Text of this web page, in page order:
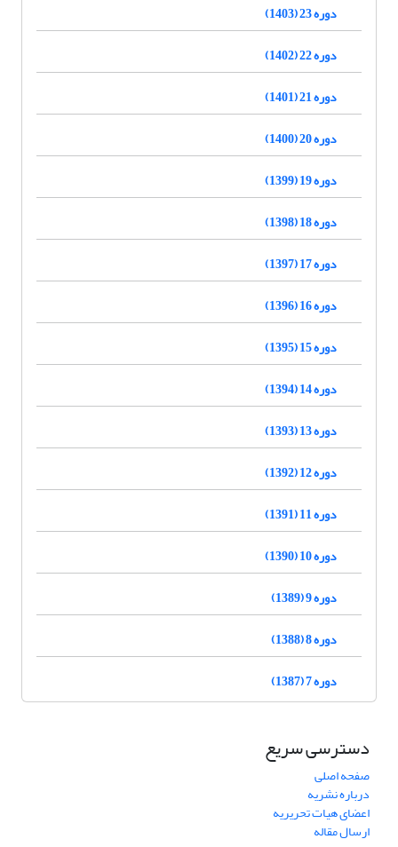
دوره 23 (1403)
دوره 22 (1402)
دوره 21 (1401)
دوره 20 (1400)
دوره 19 (1399)
دوره 18 (1398)
دوره 17 (1397)
دوره 16 (1396)
دوره 15 (1395)
دوره 14 (1394)
دوره 13 (1393)
دوره 12 (1392)
دوره 11 (1391)
دوره 10 (1390)
دوره 9 (1389)
دوره 8 (1388)
دوره 7 (1387)
دسترسی سریع
صفحه اصلی
درباره نشریه
اعضای هیات تحریریه
ارسال مقاله